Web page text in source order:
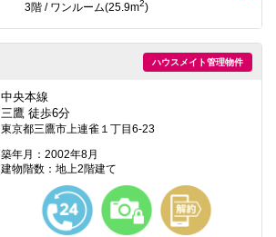
3階 / ワンルーム(25.9m2)
ハウスメイト管理物件
中央本線
三鷹 徒歩6分
東京都三鷹市上連雀１丁目6-23
築年月：2002年8月
建物階数：地上2階建て